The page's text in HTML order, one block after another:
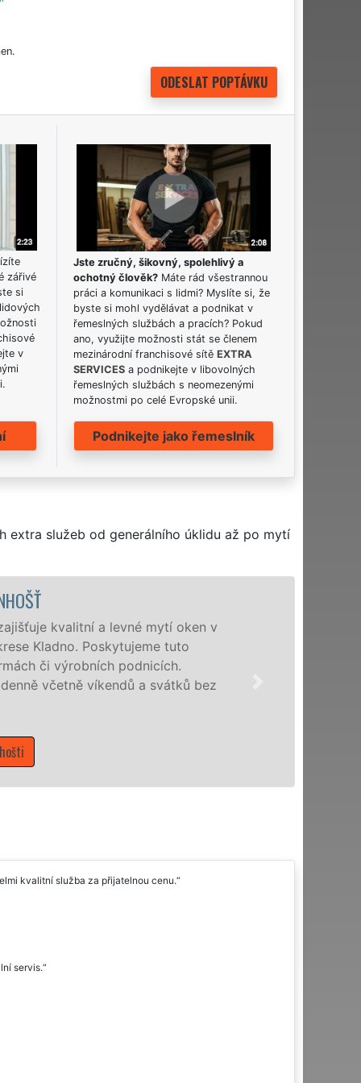
zářivé
si
v
Jste zručný, šikovný, spolehlivý a
ochotný člověk? Máte rád všestrannou
práci a komunikaci s lidmi? Myslíte si, že
byste si mohl vydělávat a podnikat v
řemeslných službách a pracích? Pokud
ano, využijte možnosti stát se členem
mezinárodní franchisové sítěEXTRA
SERVICES a podnikejte v libovolných
řemeslných službách s neomezenými
možnostmi po celé Evropské unii.
Podnikejte jako řemeslník
extra služeb od generálního úklidu až po mytí
kvalitní a levné mytí oken v
Poskytujeme tuto
či výrobních podnicích.
včetně víkendů a svátků bez
kvalitní služba za přijatelnou cenu.
servis.